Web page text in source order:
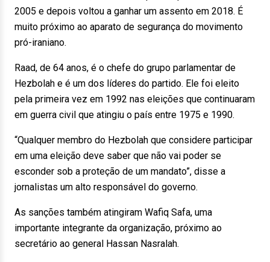
2005 e depois voltou a ganhar um assento em 2018. É
muito próximo ao aparato de segurança do movimento
pró-iraniano.
Raad, de 64 anos, é o chefe do grupo parlamentar de
Hezbolah e é um dos líderes do partido. Ele foi eleito
pela primeira vez em 1992 nas eleições que continuaram
em guerra civil que atingiu o país entre 1975 e 1990.
“Qualquer membro do Hezbolah que considere participar
em uma eleição deve saber que não vai poder se
esconder sob a proteção de um mandato”, disse a
jornalistas um alto responsável do governo.
As sanções também atingiram Wafiq Safa, uma
importante integrante da organização, próximo ao
secretário ao general Hassan Nasralah.